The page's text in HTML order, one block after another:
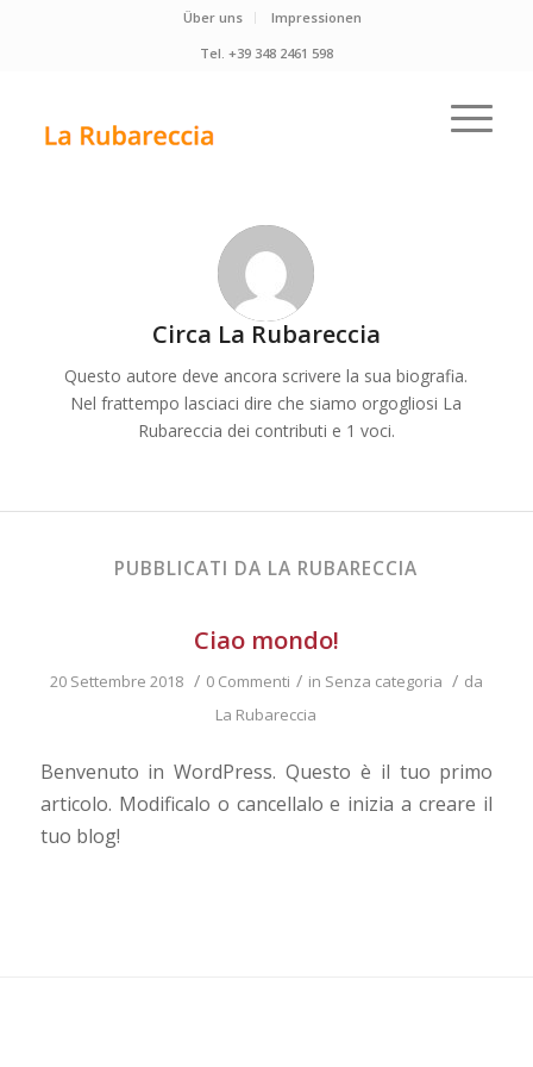
Über uns
Impressionen
Tel. +39 348 2461 598
Circa La Rubareccia
Questo autore deve ancora scrivere la sua biografia.
Nel frattempo lasciaci dire che siamo orgogliosi La
Rubareccia dei contributi e 1 voci.
PUBBLICATI DA LA RUBARECCIA
Ciao mondo!
20 Settembre 2018 / 0 Commenti / in Senza categoria / da
La Rubareccia
Benvenuto in WordPress. Questo è il tuo primo
articolo. Modificalo o cancellalo e inizia a creare il
tuo blog!